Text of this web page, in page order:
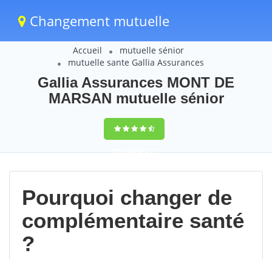
Changement mutuelle
Accueil
mutuelle sénior
mutuelle sante Gallia Assurances
Gallia Assurances MONT DE
MARSAN mutuelle sénior
9,5(100%)217
votes
Pourquoi changer de
complémentaire santé
?